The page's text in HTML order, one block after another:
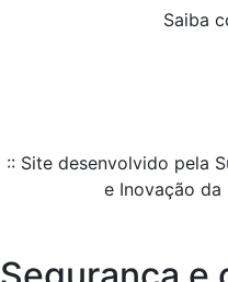
Saiba
:: Site desenvolvido pela
e Inovação da